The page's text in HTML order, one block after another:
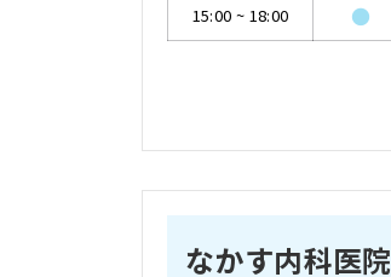
15:00 ~ 18:00 ●
なかす内科医院